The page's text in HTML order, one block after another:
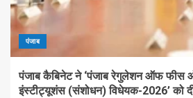
पंजाब
पंजाब कैबिनेट ने ‘पंजाब रेगुलेशन ऑफ
इंस्टीट्यूशंस (संशोधन) विधेयक-2026’ को